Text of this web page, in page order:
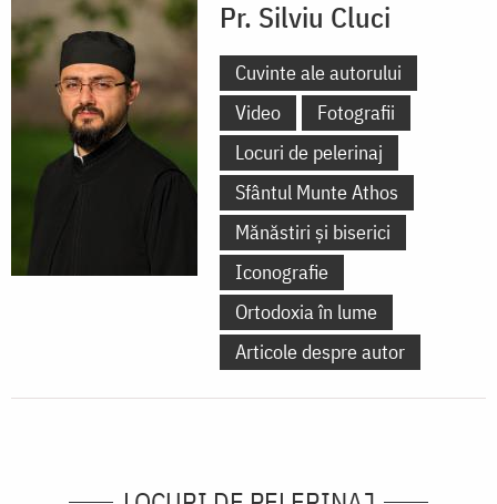
Pr. Silviu Cluci
Cuvinte ale autorului
Video
Fotografii
Locuri de pelerinaj
Sfântul Munte Athos
Mănăstiri și biserici
Iconografie
Ortodoxia în lume
Articole despre autor